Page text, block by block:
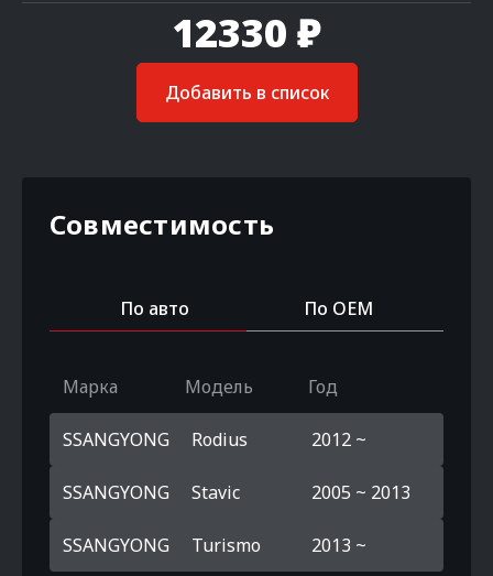
12330 ₽
Добавить в список
Совместимость
По авто По OEM
Марка Модель Год
SSANGYONG Rodius 2012 ~
SSANGYONG Stavic 2005 ~ 2013
SSANGYONG Turismo 2013 ~